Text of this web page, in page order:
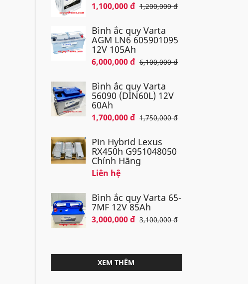
1,100,000 đ 1,200,000 đ
Bình ắc quy Varta
AGM LN6 605901095
12V 105Ah
6,000,000 đ 6,100,000 đ
Bình ắc quy Varta
56090 (DIN60L) 12V
60Ah
1,700,000 đ 1,750,000 đ
Pin Hybrid Lexus
RX450h G951048050
Chính Hãng
Liên hệ
Bình ắc quy Varta 65-
7MF 12V 85Ah
3,000,000 đ 3,100,000 đ
XEM THÊM